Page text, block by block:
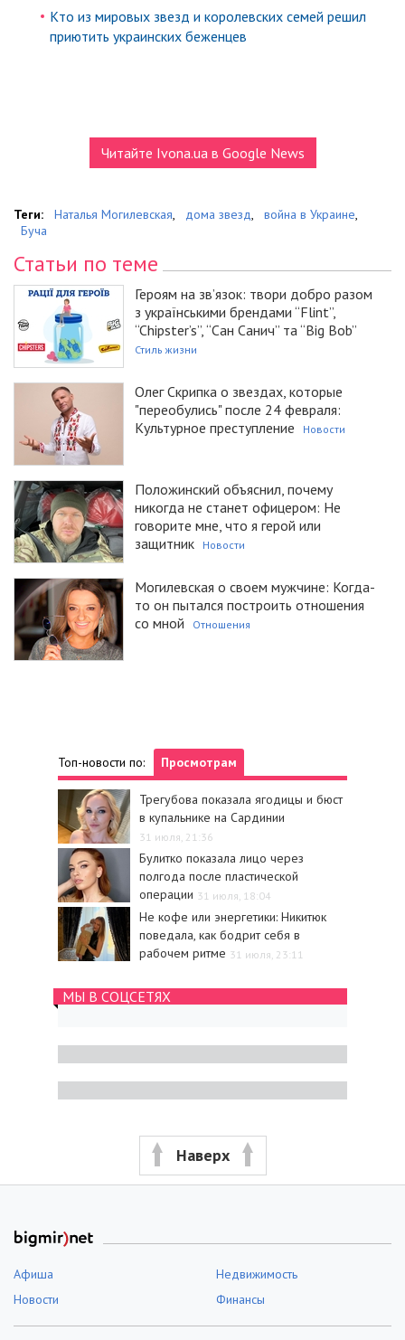
Кто из мировых звезд и королевских семей решил
приютить украинских беженцев
Читайте Ivona.ua в Google News
Теги: Наталья Могилевская, дома звезд, война в Украине,
Буча
Статьи по теме
Героям на зв’язок: твори добро разом
з українськими брендами “Flint”,
“Chipster’s”, “Сан Санич” та “Big Bob”
Стиль жизни
Олег Скрипка о звездах, которые
"переобулись" после 24 февраля:
Культурное преступление
Новости
Положинский объяснил, почему
никогда не станет офицером: Не
говорите мне, что я герой или
защитник
Новости
Могилевская о своем мужчине: Когда-
то он пытался построить отношения
со мной
Отношения
Топ-новости по: Просмотрам
Трегубова показала ягодицы и бюст
в купальнике на Сардинии
31 июля, 21:36
Булитко показала лицо через
полгода после пластической
операции 31 июля, 18:04
Не кофе или энергетики: Никитюк
поведала, как бодрит себя в
рабочем ритме 31 июля, 23:11
МЫ В СОЦСЕТЯХ
Наверх
Афиша
Недвижимость
Новости
Финансы